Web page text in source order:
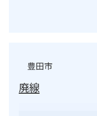
豊田市
廃線